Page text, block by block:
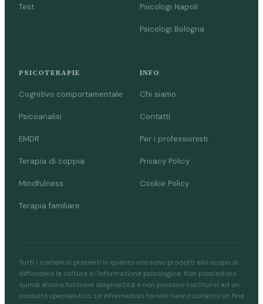
Test Psicologi Napoli
Psicologi Bologna
PSICOTERAPIE
Cognitivo comportamentale
Psicoanalisi
EMDR
Terapia di coppia
Mindfulness
Terapia familiare
INFO
Chi siamo
Contatti
Per i professionisti
Privacy Policy
Cookie Policy
Tutti i contenuti presenti in questo sito sono prodotti allo scopo di
diffondere la cultura e l'informazione psicologica. Non possiedono
quindi alcuna funzione diagnostica e non possono sostituirsi ad un
consulto specialistico. Le informazioni fornite hanno soltanto un fine